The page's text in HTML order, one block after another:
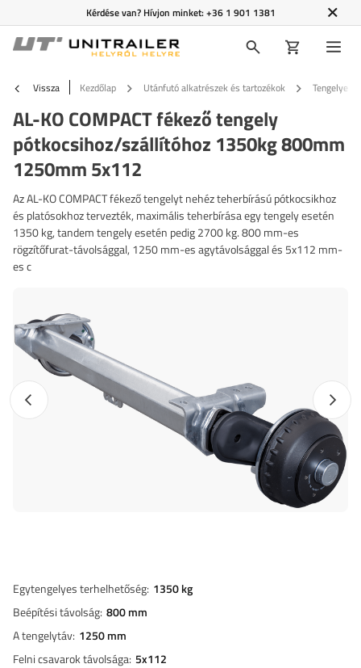
Kérdése van? Hívjon minket:+36 1 901 1381
Vissza Kezdőlap Utánfutó alkatrészek és tartozékok Tengelyek
AL-KO COMPACT fékező tengely
pótkocsihoz/szállítóhoz 1350kg 800mm
1250mm 5x112
Az AL-KO COMPACT fékező tengelyt nehéz teherbírású pótkocsikhoz
és platósokhoz tervezték, maximális teherbírása egy tengely esetén
1350 kg, tandem tengely esetén pedig 2700 kg. 800 mm-es
rögzítőfurat-távolsággal, 1250 mm-es agytávolsággal és 5x112 mm-
es c
Előző fotó
Egytengelyes terhelhetőség 1350 kg
Beépítési távolság 800 mm
A tengelytáv 1250 mm
Felni csavarok távolsága 5x112